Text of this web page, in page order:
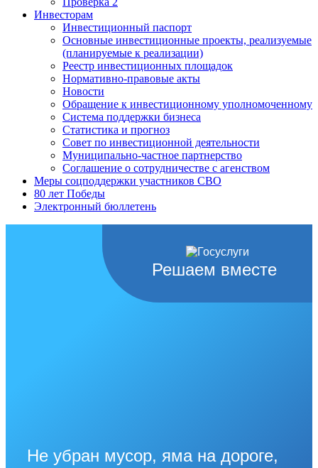
Инвесторам
Инвестиционный паспорт
Основные инвестиционные проекты, реализуемые
(планируемые к реализации)
Реестр инвестиционных площадок
Нормативно-правовые акты
Новости
Обращение к инвестиционному уполномоченному
Система поддержки бизнеса
Статистика и прогноз
Совет по инвестиционной деятельности
Муниципально-частное партнерство
Соглашение о сотрудничестве с агенством
Меры соцподдержки участников СВО
80 лет Победы
Электронный бюллетень
Решаем вместе
Не убран мусор, яма на дороге,